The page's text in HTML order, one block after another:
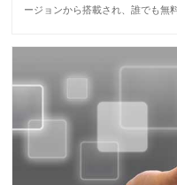
ージョンから搭載され、誰でも無